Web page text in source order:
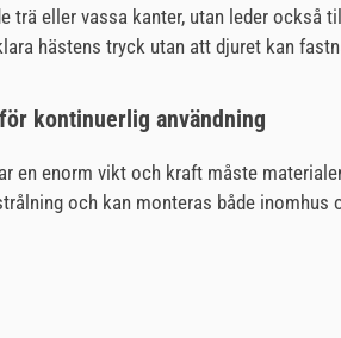
trä eller vassa kanter, utan leder också
hästens tryck utan att djuret kan
kontinuerlig användning
en enorm vikt och kraft måste
och kan monteras både